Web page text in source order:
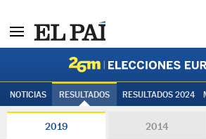
NOTICIAS RESULTADOS RESULTADOS 2024
2019 2014